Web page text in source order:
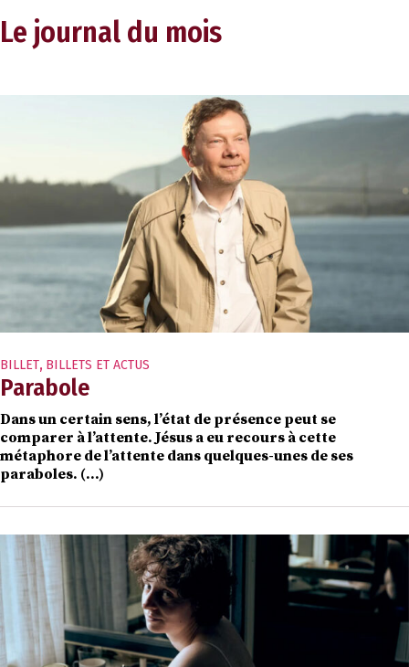
Le journal du mois
BILLET, BILLETS ET ACTUS
Parabole
Dans un certain sens, l’état de présence peut se
comparer à l’attente. Jésus a eu recours à cette
métaphore de l’attente dans quelques-unes de ses
paraboles. (…)